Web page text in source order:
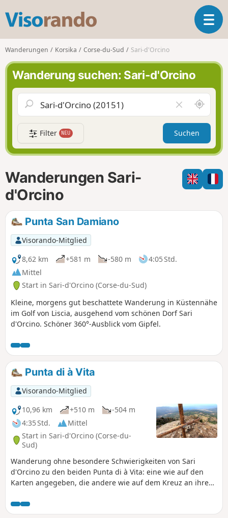
s
o
r
a
n
d
o
T
o
n
i
a
t
o
n
Wanderungen Korsika Corse-du-Sud Sari-d'Orcino
Wanderung suchen: Sari-d'Orcino
e
l
d
l
e
e
e
S
c
h
u
m
i
h
m
Filter NEU Suchen
Wanderungen Sari-
d'Orcino
Punta San Damiano
Visorando-Mitglied
8,62 km
+581 m -580 m
4:05 Std.
Mittel
Start in Sari-d'Orcino (Corse-du-Sud)
Kleine, morgens gut beschattete Wanderung in Küstennähe
im Golf von Liscia, ausgehend vom schönen Dorf Sari
d'Orcino. Schöner 360°-Ausblick vom Gipfel.
Punta di à Vita
Visorando-Mitglied
10,96 km
+510 m
-504 m
4:35 Std.
Mittel
Start in Sari-d'Orcino (Corse-du-
Sud)
Wanderung ohne besondere Schwierigkeiten von Sari
d'Orcino zu den beiden Punta di à Vita: eine wie auf den
Karten angegeben, die andere wie auf dem Kreuz an ihrem
Bocca di à Vita gelb markiert.